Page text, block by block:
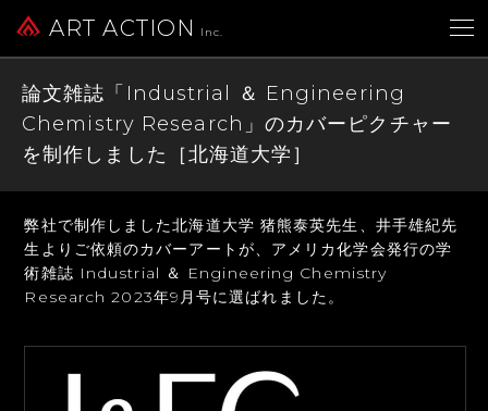
ART ACTION Inc.
論文雑誌「Industrial ＆ Engineering
Chemistry Research」のカバーピクチャー
を制作しました［北海道大学］
弊社で制作しました北海道大学 猪熊泰英先生、井手雄紀先
生よりご依頼のカバーアートが、 アメリカ化学会発行の学
術雑誌 Industrial ＆ Engineering Chemistry
Research2023年9月号に選ばれました。